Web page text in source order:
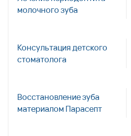
молочного зуба
Консультация детского
стоматолога
Восстановление зуба
материалом Парасепт